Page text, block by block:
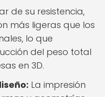
de su resistencia,
más ligeras que los
lo que
del peso total
en 3D.
La impresión